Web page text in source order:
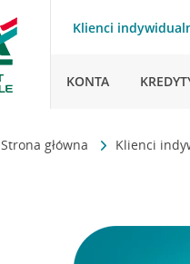
Klienci
KONTA
Strona główna Klienci